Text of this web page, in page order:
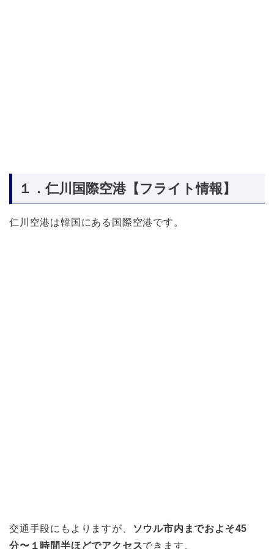
１．仁川国際空港【フライト情報】
仁川空港は韓国にある国際空港です。
交通手段にもよりますが、
ソウル市内までおよそ45
分〜１時間半ほどでアクセスできます。